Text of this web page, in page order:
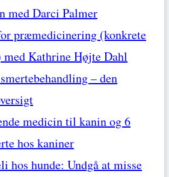
med Darci Palmer
præmedicinering (konkrete
Kathrine Højte Dahl
– den
medicin til kanin og 6
hos kaniner
hos hunde: Undgå at misse